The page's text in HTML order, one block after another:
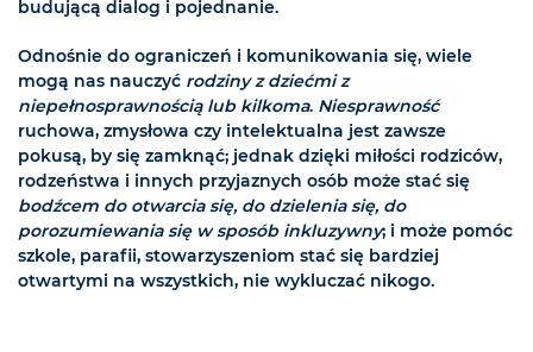
budującą dialog i pojednanie.
Odnośnie do ograniczeń i komunikowania się, wiele
mogą nas nauczyć rodziny z dziećmi z
niepełnosprawnością lub kilkoma. Niesprawność
ruchowa, zmysłowa czy intelektualna jest zawsze
pokusą, by się zamknąć; jednak dzięki miłości rodziców,
rodzeństwa i innych przyjaznych osób może stać się
bodźcem do otwarcia się, do dzielenia się, do
porozumiewania się w sposób inkluzywny; i może pomóc
szkole, parafii, stowarzyszeniom stać się bardziej
otwartymi na wszystkich, nie wykluczać nikogo.